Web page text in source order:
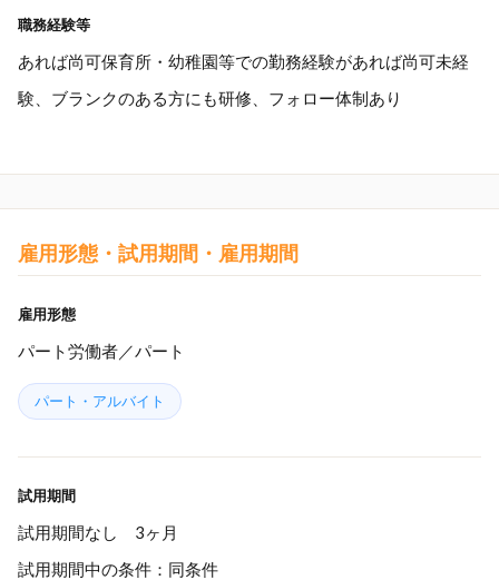
職務経験等
あれば尚可保育所・幼稚園等での勤務経験があれば尚可未経
験、ブランクのある方にも研修、フォロー体制あり
雇用形態・試用期間・雇用期間
雇用形態
パート労働者／パート
パート・アルバイト
試用期間
試用期間なし 3ヶ月
試用期間中の条件：同条件